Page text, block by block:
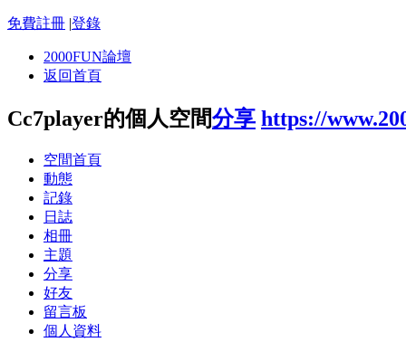
免費註冊 |登錄
2000FUN論壇
返回首頁
Cc7player的個人空間分享 https://
空間首頁
動態
記錄
日誌
相冊
主題
分享
好友
留言板
個人資料